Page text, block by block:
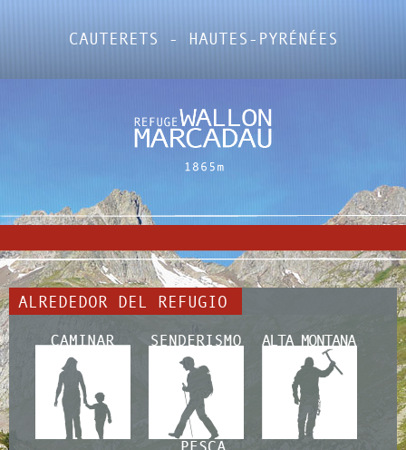
CAUTERETS - HAUTES-PYRÉNÉES
ALREDEDOR DEL REFUGIO